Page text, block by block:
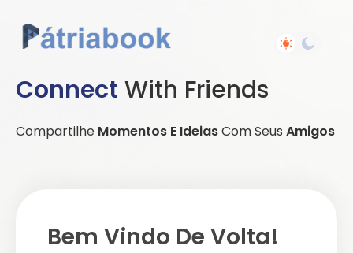
Connect With Friends
Compartilhe Momentos E IdeiasCom Seus Amigos
Bem Vindo De Volta!